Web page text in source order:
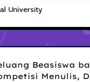
University
Beasiswa
Menulis,